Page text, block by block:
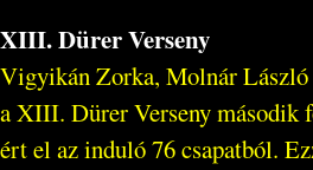
XIII. Dürer Verseny
Vigyikán Zorka, Molnár László
a XIII. Dürer Verseny második
ért el az induló 76 csapatból.